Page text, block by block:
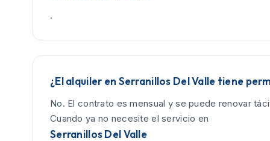
.
¿El alquiler en Serranillos Del Valle tiene
No. El contrato es mensual y se puede renovar
Cuando ya no necesite el servicio en
Serranillos Del Valle